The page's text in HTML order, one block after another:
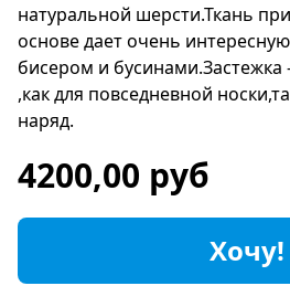
натуральной шерсти.Ткань
основе дает очень
бисером и
,как для повседневной
наряд.
4200,00 руб
Хочу!